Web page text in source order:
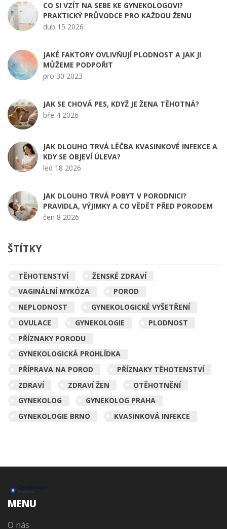
CO SI VZÍT NA SEBE KE GYNEKOLOGOVI?
PRAKTICKÝ PRŮVODCE PRO KAŽDOU ŽENU
dub 15 2026
JAKÉ FAKTORY OVLIVŇUJÍ PLODNOST A JAK JI
MŮŽEME PODPOŘIT
pro 30 2023
JAK SE CHOVÁ PES, KDYŽ JE ŽENA TĚHOTNÁ?
bře 4 2026
JAK DLOUHO TRVÁ LÉČBA KVASINKOVÉ INFEKCE A
KDY SE OBJEVÍ ÚLEVA?
led 18 2026
JAK DLOUHO TRVÁ POBYT V PORODNICI?
PRAVIDLA, VÝJIMKY A CO VĚDĚT PŘED PORODEM
čen 8 2026
ŠTÍTKY
TĚHOTENSTVÍ
ŽENSKÉ ZDRAVÍ
VAGINÁLNÍ MYKÓZA
POROD
NEPLODNOST
GYNEKOLOGICKÉ VYŠETŘENÍ
OVULACE
GYNEKOLOGIE
PLODNOST
PŘÍZNAKY PORODU
GYNEKOLOGICKÁ PROHLÍDKA
PŘÍPRAVA NA POROD
PŘÍZNAKY TĚHOTENSTVÍ
ZDRAVÍ
ZDRAVÍ ŽEN
OTĚHOTNĚNÍ
GYNEKOLOG
GYNEKOLOG PRAHA
GYNEKOLOGIE BRNO
KVASINKOVÁ INFEKCE
MENU
O nás